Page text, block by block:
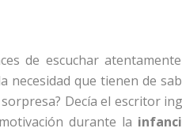
de escuchar
necesidad que tienen de
Decía el escritor
durante la